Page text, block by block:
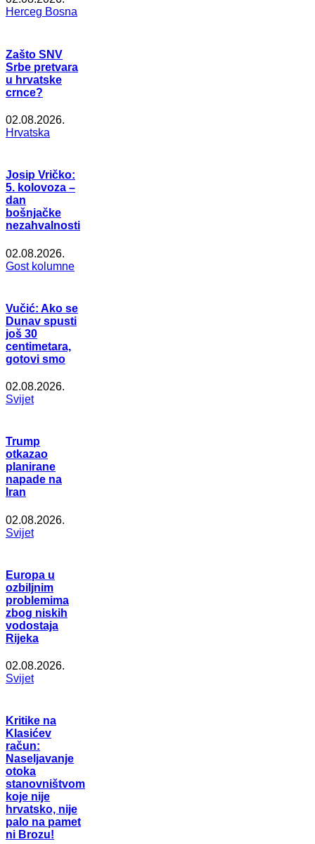
Herceg Bosna
Zašto SNV
Srbe pretvara
u hrvatske
crnce?
02.08.2026.
Hrvatska
Josip Vričko:
5. kolovoza –
dan
bošnjačke
nezahvalnosti
02.08.2026.
Gost kolumne
Vučić: Ako se
Dunav spusti
još 30
centimetara,
gotovi smo
02.08.2026.
Svijet
Trump
otkazao
planirane
napade na
Iran
02.08.2026.
Svijet
Europa u
ozbiljnim
problemima
zbog niskih
vodostaja
Rijeka
02.08.2026.
Svijet
Kritike na
Klasićev
račun:
Naseljavanje
otoka
stanovništvom
koje nije
hrvatsko, nije
palo na pamet
ni Brozu!